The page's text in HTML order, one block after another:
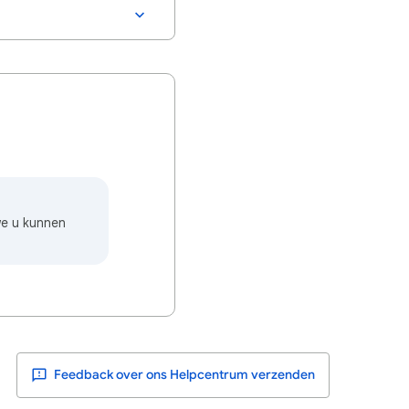
u kunnen
Feedback over ons Helpcentrum verzenden